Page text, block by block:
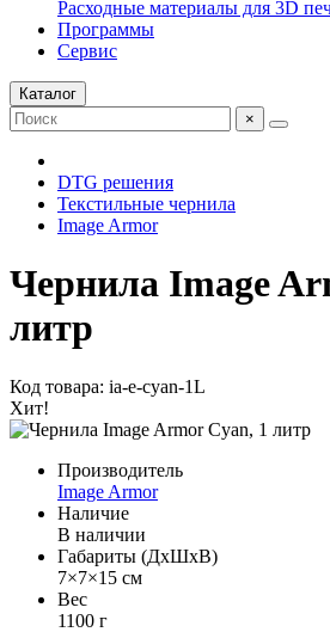
Расходные материалы для 3D
Программы
Сервис
Каталог
×
DTG решения
Текстильные чернила
Image Armor
Чернила Image
литр
Код товара: ia-e-cyan-1L
Хит!
Производитель
Image Armor
Наличие
В наличии
Габариты (ДхШхВ)
7×7×15 см
Вес
1100 г